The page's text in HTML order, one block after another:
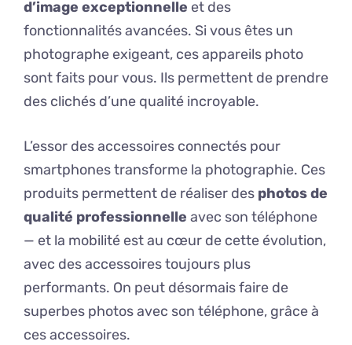
d’image exceptionnelle et des
fonctionnalités avancées. Si vous êtes un
photographe exigeant, ces appareils photo
sont faits pour vous. Ils permettent de prendre
des clichés d’une qualité incroyable.
L’essor des accessoires connectés pour
smartphones transforme la photographie. Ces
produits permettent de réaliser des photos de
qualité professionnelle avec son téléphone
— et la mobilité est au cœur de cette évolution,
avec des accessoires toujours plus
performants. On peut désormais faire de
superbes photos avec son téléphone, grâce à
ces accessoires.